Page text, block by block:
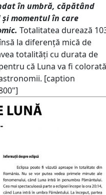
în umbră, căpătând
momentul în care
Totalitatea durează
la diferență mică de
totalități cu durata de
că Luna va fi colorată
[caption